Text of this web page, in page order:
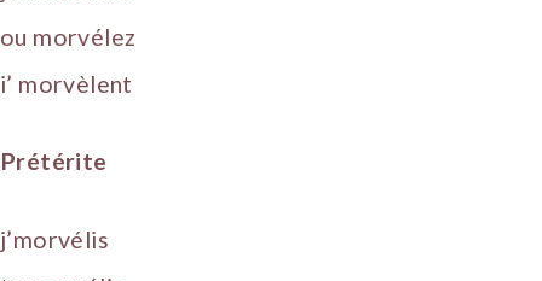
ou morvélez
i’ morvèlent
Prétérite
j’morvélis